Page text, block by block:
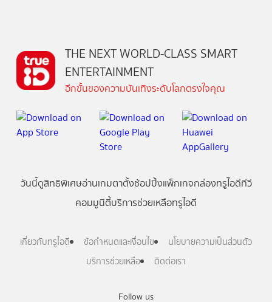
Follow us
THE NEXT WORLD-CLASS SMART
ENTERTAINMENT
อีกขั้นของความบันเทิงระดับโลกตรงใจคุณ
วันนี้ดูสิทธิพิเศษอ่านเกมตาตั้งช้อปปิ้งแพ็กเกจกล่องทรูไอดีทีวี
คอมมูนิตี้บริการช่วยเหลือทรูไอดี
เกี่ยวกับทรูไอดี ข้อกำหนดและเงื่อนไข
นโยบายความเป็นส่วนตัว
บริการช่วยเหลือ
ติดต่อเรา